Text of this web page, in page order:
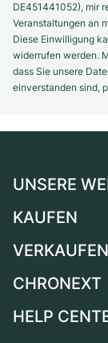
DE451441052), mir
Veranstaltungen an
Diese Einwilligung
widerrufen werden.
dass Sie unsere
einverstanden sind,
UNSERE
Deutschland
Schweiz
Frankreich
KAUFEN
Alle Luxusuhren
Independent
VERKAUFEN
Uhr verkaufen
CHRONEXT
Über uns
HELP